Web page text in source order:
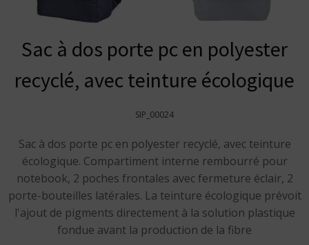
Sac à dos porte pc en polyester
recyclé, avec teinture écologique
SIP_00024
Sac à dos porte pc en polyester recyclé, avec teinture
écologique. Compartiment interne rembourré pour
notebook, 2 poches frontales avec fermeture éclair, 2
porte-bouteilles latérales. La teinture écologique prévoit
l'ajout de pigments directement à la solution plastique
fondue avant la production de la fibre